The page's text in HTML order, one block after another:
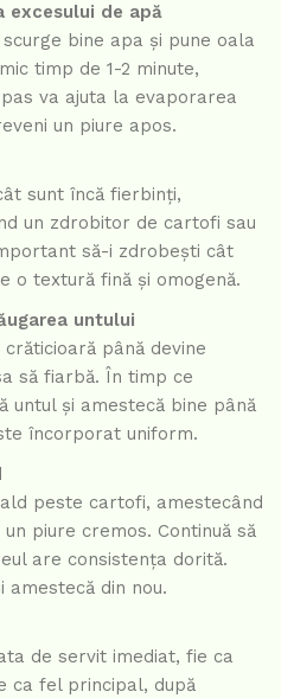
excesului de apă
bine apa și pune oala
timp de 1-2 minute,
va ajuta la evaporarea
un piure apos.
sunt încă fierbinți,
un zdrobitor de cartofi sau
să-i zdrobești cât
o textură fină și omogenă.
untului
până devine
să fiarbă. În timp ce
untul și amestecă bine până
încorporat uniform.
peste cartofi, amestecând
piure cremos. Continuă să
are consistența dorită.
amestecă din nou.
de servit imediat, fie ca
ca fel principal, după